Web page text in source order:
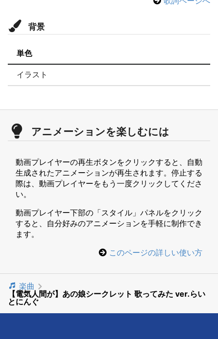
背景
単色
イラスト
アニメーションを楽しむには
動画プレイヤーの再生ボタンをクリックすると、自動
生成されたアニメーションが再生されます。停止する
際は、動画プレイヤーをもう一度クリックしてくださ
い。
動画プレイヤー下部の「スタイル」パネルをクリック
すると、自分好みのアニメーションを手軽に制作でき
ます。
このページの詳しい使い方
楽曲
【電気人間が】あの娘シークレット 歌ってみた ver.らい
とにんぐ